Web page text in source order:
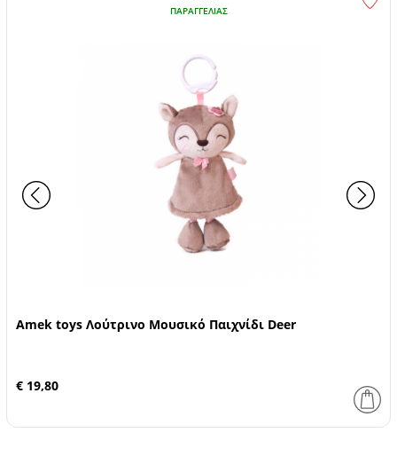
ΠΑΡΑΓΓΕΛΊΑΣ
Amek toys Λούτρινο Μουσικό Παιχνίδι Deer
€ 19,80